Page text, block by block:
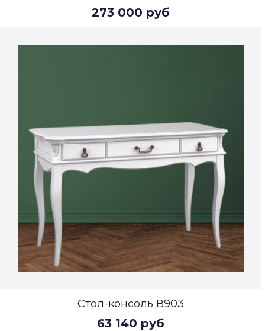
273 000 руб
Стол-консоль В903
63 140 руб